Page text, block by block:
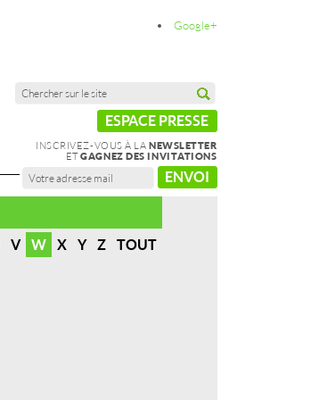
Google+
ESPACE PRESSE
INSCRIVEZ-VOUS À LA NEWSLETTER
ETGAGNEZ DES INVITATIONS
ENVOI
V W X Y Z
TOUT